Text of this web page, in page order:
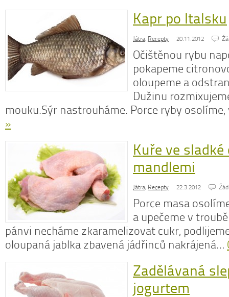
Kapr po Italsku
Játra, Recepty 20.11.2012
Očištěnou rybu
pokapeme
oloupeme a
Dužinu
mouku.Sýr nastrouháme. Porce ryby
»
Kuře ve sladké
mandlemi
Játra, Recepty 22.3.2012
Porce masa
a upečeme v
pánvi necháme zkaramelizovat cukr,
oloupaná jablka zbavená jádřinců nakrájená…
Zadělávaná
jogurtem